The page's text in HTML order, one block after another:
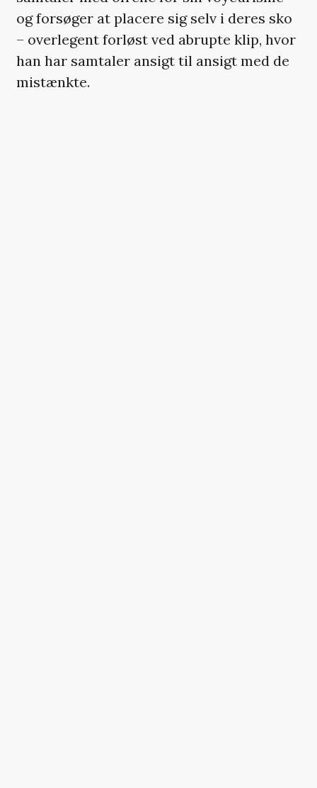
og forsøger at placere sig selv i deres sko
– overlegent forløst ved abrupte klip, hvor
han har samtaler ansigt til ansigt med de
mistænkte.